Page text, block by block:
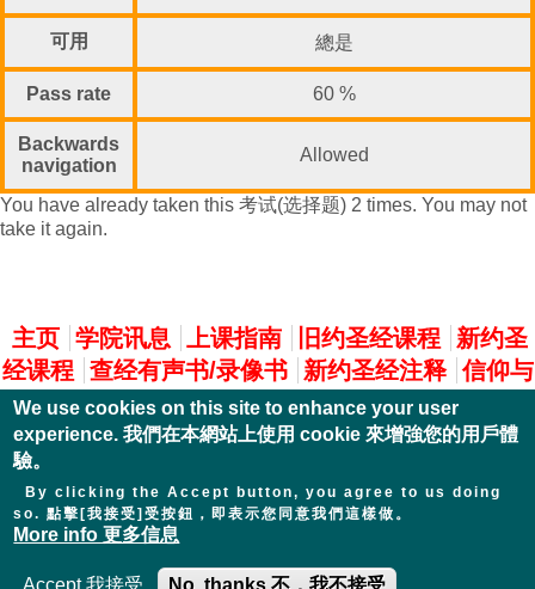
可用 總是
Pass rate 60 %
Backwards
navigation
Allowed
You have already taken this 考试(选择题) 2 times. You may not
take it again.
主選單
主页 学院讯息 上课指南 旧约圣经课程
新约圣
经课程
查经有声书/录像书 新约圣经注释 信仰与
实践
We use cookies on this site to enhance your user
experience. 我們在本網站上使用 cookie 來增強您的用戶體
驗。
By clicking the Accept button, you agree to us doing
so. 點擊[我接受]受按鈕，即表示您同意我們這樣做。
More info 更多信息
Accept 我接受 No, thanks 不，我不接受